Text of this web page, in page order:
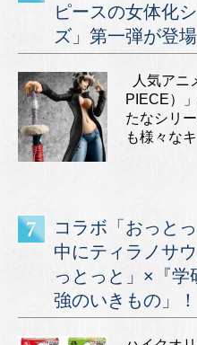
ピースの女体化
ズ」第一弾が登場
人気アニ
PIECE）
たなシリ
も様々な
コラボ「おっと
中にティラノサ
っとっと」×『学
強のいきもの」！